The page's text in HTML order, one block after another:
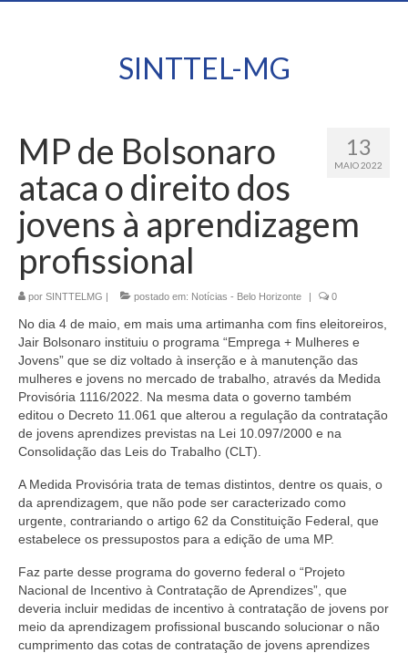
SINTTEL-MG
13
MAIO 2022
MP de Bolsonaro
ataca o direito dos
jovens à aprendizagem
profissional
por SINTTELMG | postado em: Notícias - Belo Horizonte | 0
No dia 4 de maio, em mais uma artimanha com fins eleitoreiros,
Jair Bolsonaro instituiu o programa “Emprega + Mulheres e
Jovens” que se diz voltado à inserção e à manutenção das
mulheres e jovens no mercado de trabalho, através da Medida
Provisória 1116/2022. Na mesma data o governo também
editou o Decreto 11.061 que alterou a regulação da contratação
de jovens aprendizes previstas na Lei 10.097/2000 e na
Consolidação das Leis do Trabalho (CLT).
A Medida Provisória trata de temas distintos, dentre os quais, o
da aprendizagem, que não pode ser caracterizado como
urgente, contrariando o artigo 62 da Constituição Federal, que
estabelece os pressupostos para a edição de uma MP.
Faz parte desse programa do governo federal o “Projeto
Nacional de Incentivo à Contratação de Aprendizes”, que
deveria incluir medidas de incentivo à contratação de jovens por
meio da aprendizagem profissional buscando solucionar o não
cumprimento das cotas de contratação de jovens aprendizes